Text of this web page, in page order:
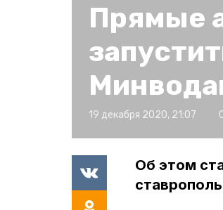
Прямые
19 декабря 2020, 21:07
Об этом